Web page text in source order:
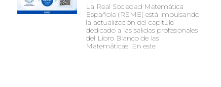
La Real Sociedad Matemática
Española (RSME) está impulsando
la actualización del capítulo
dedicado a las salidas profesionales
del Libro Blanco de las
Matemáticas. En este